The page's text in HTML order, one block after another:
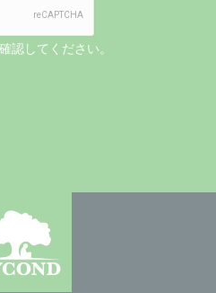
認してください。